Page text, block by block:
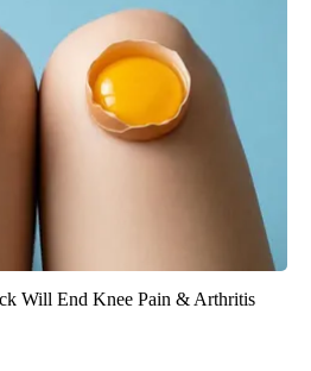
Will End Knee Pain & Arthritis